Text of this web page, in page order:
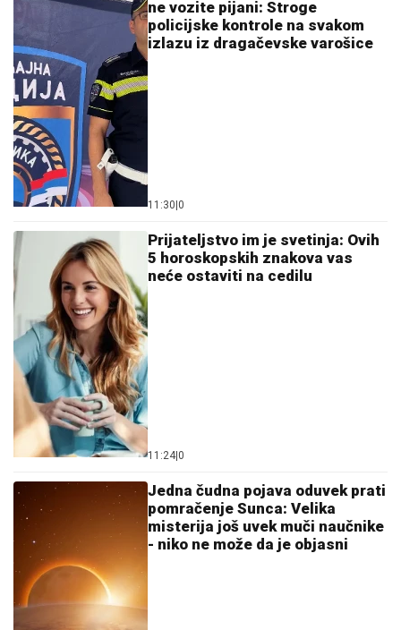
VERENICA DRAGANA STANKOVIĆA
POSTALA PREDMET PODSMEHA
Zbog jednog detalja sa veridbe je
urnišu na mrežama: "Bukvalno dva
dinara"
NOVAK ĐOKOVIĆ REAGOVAO ZBOG SLIKE BIVŠEG
MUŽA DRAGANE MIRKOVIĆ
Potez slavnog tenisera iznenadio sve - o ovome se i
dalje priča
"ŽIVOT KOJI ČUVAM VIŠE OD SVOG"
Bojana Barović se oglasila posebnim
razlogom, emocije je savladale:
"Prošlo je 10 godina"
Ostavila ga nakon izlaska iz Elite 9 i
uzela sve stvari: Ovo su detalji